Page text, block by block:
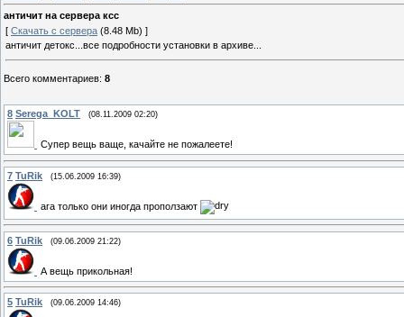
античит на сервера ксс
[ Скачать с сервера (8.48 Mb) ]
античит детокс...все подробности установки в архиве...
Всего комментариев: 8
8 Serega_KOLT (08.11.2009 02:20)
Супер вещь ваще, качайте не пожалеете!
7 TuRik (15.06.2009 16:39)
ага только они иногда проползают
6 TuRik (09.06.2009 21:22)
А вещь прикольная!
5 TuRik (09.06.2009 14:46)